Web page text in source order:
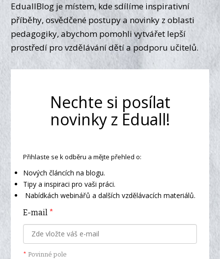
EduallBlog je místem, kde sdílíme inspirativní
příběhy, osvědčené postupy a novinky z oblasti
pedagogiky, abychom pomohli vytvářet lepší
prostředí pro vzdělávání dětí a podporu učitelů.
Nechte si posílat
novinky z Eduall!
Přihlaste se k odběru a mějte přehled o:
Nových článcích na blogu.
Tipy a inspiraci pro vaši práci.
Nabídkách webinářů a dalších vzdělávacích materiálů.
E-mail *
* Povinné pole